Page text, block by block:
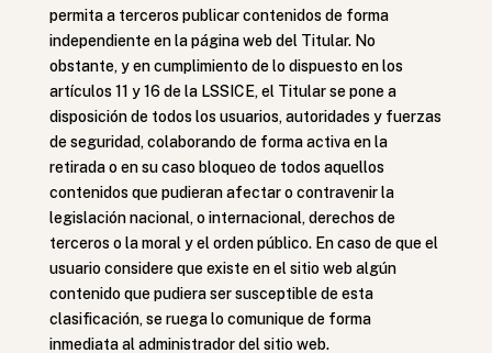
permita a terceros publicar contenidos de forma
independiente en la página web del Titular. No
obstante, y en cumplimiento de lo dispuesto en los
artículos 11 y 16 de la LSSICE, el Titular se pone a
disposición de todos los usuarios, autoridades y fuerzas
de seguridad, colaborando de forma activa en la
retirada o en su caso bloqueo de todos aquellos
contenidos que pudieran afectar o contravenir la
legislación nacional, o internacional, derechos de
terceros o la moral y el orden público. En caso de que el
usuario considere que existe en el sitio web algún
contenido que pudiera ser susceptible de esta
clasificación, se ruega lo comunique de forma
inmediata al administrador del sitio web.